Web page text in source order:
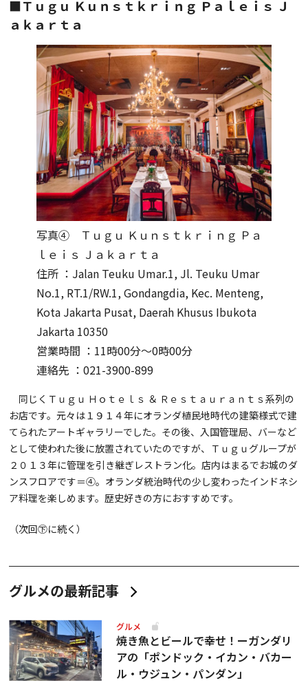
■Ｔｕｇｕ Ｋｕｎｓｔｋｒｉｎｇ Ｐａｌｅｉｓ Ｊ
ａｋａｒｔａ
写真④ Ｔｕｇｕ Ｋｕｎｓｔｋｒｉｎｇ Ｐａ
ｌｅｉｓ Ｊａｋａｒｔａ
住所 ：Jalan Teuku Umar.1, Jl. Teuku Umar
No.1, RT.1/RW.1, Gondangdia, Kec. Menteng,
Kota Jakarta Pusat, Daerah Khusus Ibukota
Jakarta 10350
営業時間 ：11時00分～0時00分
連絡先 ：021-3900-899
同じくＴｕｇｕ Ｈｏｔｅｌｓ ＆ Ｒｅｓｔａｕｒａｎｔｓ系列の
お店です。元々は１９１４年にオランダ植民地時代の建築様式で建
てられたアートギャラリーでした。その後、入国管理局、バーなど
として使われた後に放置されていたのですが、Ｔｕｇｕグループが
２０１３年に管理を引き継ぎレストラン化。店内はまるでお城のダ
ンスフロアです＝④。オランダ統治時代の少し変わったインドネシ
ア料理を楽しめます。歴史好きの方におすすめです。
（次回㊦に続く）
グルメの最新記事
グルメ
焼き魚とビールで幸せ！ーガンダリ
アの「ポンドック・イカン・バカー
ル・ウジュン・パンダン」